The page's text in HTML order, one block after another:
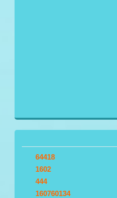
64418
1602
444
160760134